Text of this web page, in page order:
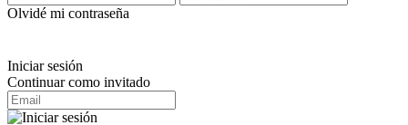
Olvidé mi contraseña
Iniciar sesión
Continuar como invitado